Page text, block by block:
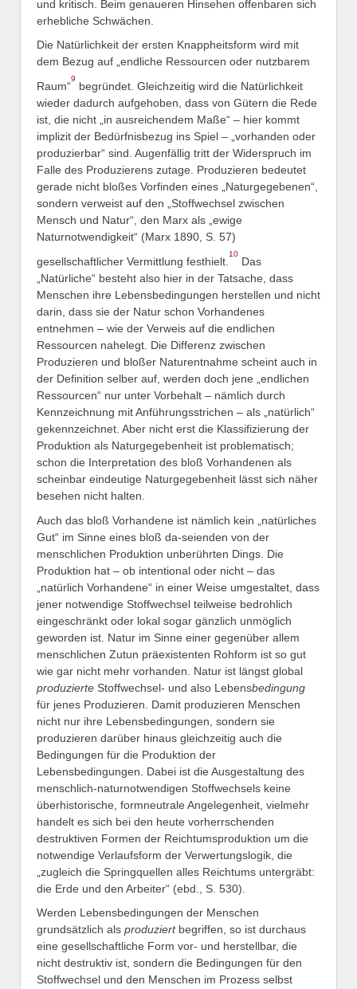
und kritisch. Beim genaueren Hinsehen offenbaren sich
erhebliche Schwächen.
Die Natürlichkeit der ersten Knappheitsform wird mit
dem Bezug auf „endliche Ressourcen oder nutzbarem
Raum“
9
begründet. Gleichzeitig wird die Natürlichkeit
wieder dadurch aufgehoben, dass von Gütern die Rede
ist, die nicht „in ausreichendem Maße“ – hier kommt
implizit der Bedürfnisbezug ins Spiel – „vorhanden oder
produzierbar“ sind. Augenfällig tritt der Widerspruch im
Falle des Produzierens zutage. Produzieren bedeutet
gerade nicht bloßes Vorfinden eines „Naturgegebenen“,
sondern verweist auf den „Stoffwechsel zwischen
Mensch und Natur“, den Marx als „ewige
Naturnotwendigkeit“ (Marx 1890, S. 57)
gesellschaftlicher Vermittlung festhielt.
10
Das
„Natürliche“ besteht also hier in der Tatsache, dass
Menschen ihre Lebensbedingungen herstellen und nicht
darin, dass sie der Natur schon Vorhandenes
entnehmen – wie der Verweis auf die endlichen
Ressourcen nahelegt. Die Differenz zwischen
Produzieren und bloßer Naturentnahme scheint auch in
der Definition selber auf, werden doch jene „endlichen
Ressourcen“ nur unter Vorbehalt – nämlich durch
Kennzeichnung mit Anführungsstrichen – als „natürlich“
gekennzeichnet. Aber nicht erst die Klassifizierung der
Produktion als Naturgegebenheit ist problematisch;
schon die Interpretation des bloß Vorhandenen als
scheinbar eindeutige Naturgegebenheit lässt sich näher
besehen nicht halten.
Auch das bloß Vorhandene ist nämlich kein „natürliches
Gut“ im Sinne eines bloß da-seienden von der
menschlichen Produktion unberührten Dings. Die
Produktion hat – ob intentional oder nicht – das
„natürlich Vorhandene“ in einer Weise umgestaltet, dass
jener notwendige Stoffwechsel teilweise bedrohlich
eingeschränkt oder lokal sogar gänzlich unmöglich
geworden ist. Natur im Sinne einer gegenüber allem
menschlichen Zutun präexistenten Rohform ist so gut
wie gar nicht mehr vorhanden. Natur ist längst global
produzierte Stoffwechsel- und also Lebensbedingung
für jenes Produzieren. Damit produzieren Menschen
nicht nur ihre Lebensbedingungen, sondern sie
produzieren darüber hinaus gleichzeitig auch die
Bedingungen für die Produktion der
Lebensbedingungen. Dabei ist die Ausgestaltung des
menschlich-naturnotwendigen Stoffwechsels keine
überhistorische, formneutrale Angelegenheit, vielmehr
handelt es sich bei den heute vorherrschenden
destruktiven Formen der Reichtumsproduktion um die
notwendige Verlaufsform der Verwertungslogik, die
„zugleich die Springquellen alles Reichtums untergräbt:
die Erde und den Arbeiter“ (ebd., S. 530).
Werden Lebensbedingungen der Menschen
grundsätzlich als produziertbegriffen, so ist durchaus
eine gesellschaftliche Form vor- und herstellbar, die
nicht destruktiv ist, sondern die Bedingungen für den
Stoffwechsel und den Menschen im Prozess selbst